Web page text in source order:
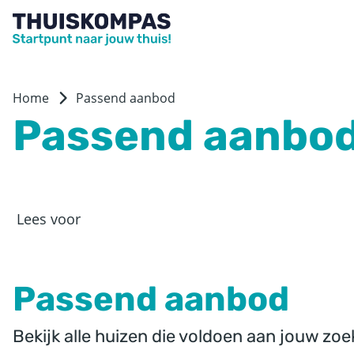
Home Passend aanbod
Passend
Lees voor
Passend aanbod
Bekijk alle huizen die voldoen aan jouw